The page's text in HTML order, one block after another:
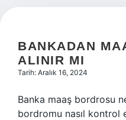
BANKADAN
ALINIR MI
Tarih: Aralık 16, 2024
Banka maaş bordrosu
bordromu nasıl kontrol